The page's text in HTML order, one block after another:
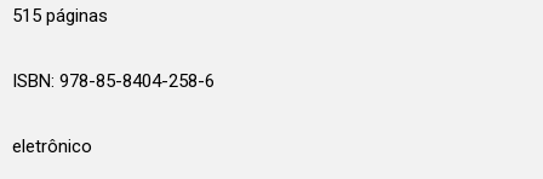
515 páginas
ISBN: 978-85-8404-258-6
eletrônico